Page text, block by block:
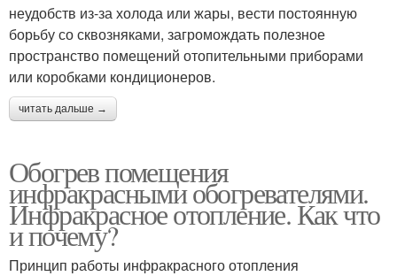
неудобств из-за холода или жары, вести постоянную
борьбу со сквозняками, загромождать полезное
пространство помещений отопительными приборами
или коробками кондиционеров.
читать дальше →
Обогрев помещения
инфракрасными обогревателями.
Инфракрасное отопление. Как что
и почему?
Принцип работы инфракрасного отопления